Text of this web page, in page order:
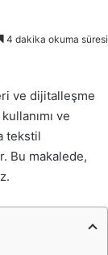
4 dakika okuma süresi
ve dijitalleşme
ve
tekstil
Bu makalede,